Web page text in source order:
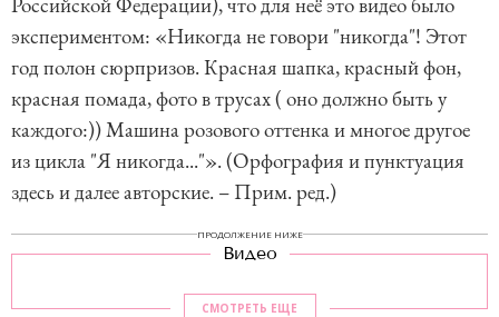
экспериментом: «Никогда не говори "никогда"! Этот
год полон сюрпризов. Красная шапка, красный фон,
красная помада, фото в трусах ( оно должно быть у
каждого:)) Машина розового оттенка и многое другое
из цикла "Я никогда..."». (Орфография и пунктуация
здесь и далее авторские. – Прим. ред.)
ПРОДОЛЖЕНИЕ НИЖЕ
Видео
СМОТРЕТЬ ЕЩЕ